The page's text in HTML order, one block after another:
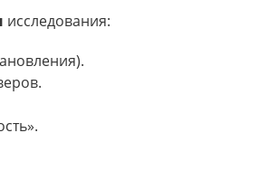
исследования: